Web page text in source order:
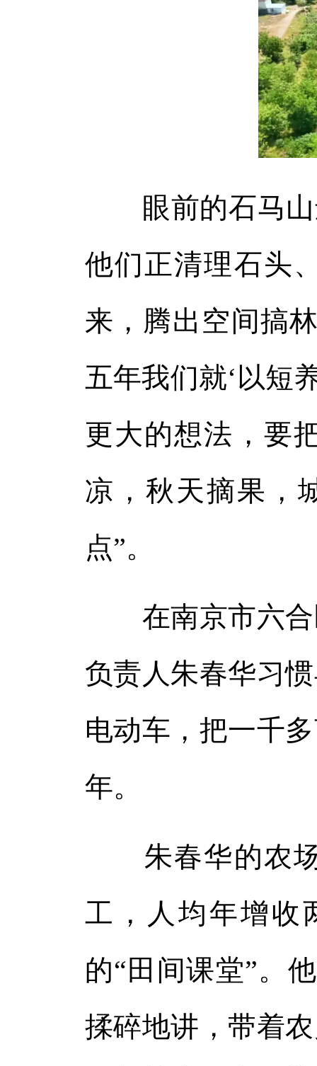
眼前的石马山
他们正清理石头
来，腾出空间搞
五年我们就‘以短
更大的想法，要
凉，秋天摘果，
点”。
在南京市六合
负责人朱春华习
电动车，把一千
年。
朱春华的农场
工，人均年增收
的“田间课堂”。
揉碎地讲，带着